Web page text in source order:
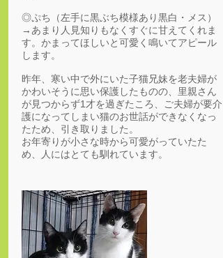
◎ぷち（左手に黒ぶち模様あり黒白・メス）
→あまり人見知りもなくすぐに甘えてくれま
す。かまってほしいと可愛く鳴いてアピール
します。
昨年、寒い中で外にいた子猫兄妹を老夫婦が
かわいそうに思い保護したものの、里親さん
が見つからず1才を過ぎたころ、ご夫婦が要介
護になってしまい猫のお世話ができなくなっ
たため、引き取りました。
お年寄りが小さな時から可愛がっていたた
め、人にはとても馴れています。